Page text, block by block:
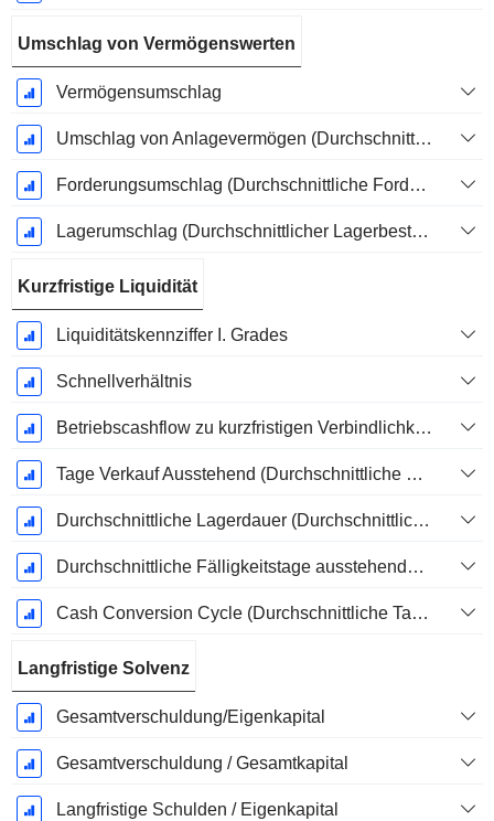
Umschlag von Vermögenswerten
Vermögensumschlag
Umschlag von Anlagevermögen (Durchschnittliches Anlagevermögen)
Forderungsumschlag (Durchschnittliche Forderungen)
Lagerumschlag (Durchschnittlicher Lagerbestand)
Kurzfristige Liquidität
Liquiditätskennziffer I. Grades
Schnellverhältnis
Betriebscashflow zu kurzfristigen Verbindlichkeiten
Tage Verkauf Ausstehend (Durchschnittliche Forderungen)
Durchschnittliche Lagerdauer (Durchschnittlicher Lagerbestand)
Durchschnittliche Fälligkeitstage ausstehender Zahlungen
Cash Conversion Cycle (Durchschnittliche Tage)
Langfristige Solvenz
Gesamtverschuldung/Eigenkapital
Gesamtverschuldung / Gesamtkapital
Langfristige Schulden / Eigenkapital